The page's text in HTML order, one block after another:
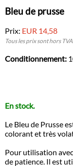
Bleu de prusse
Prix: EUR 14,58
Tous les prix sont hors TVA.
Conditionnement:
En stock.
Le Bleu de Prusse
colorant et très
Pour utilisation
de patience. Il est